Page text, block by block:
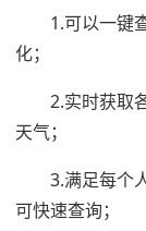
1.可以一键
化；
2.实时获取
天气；
3.满足每个
可快速查询；